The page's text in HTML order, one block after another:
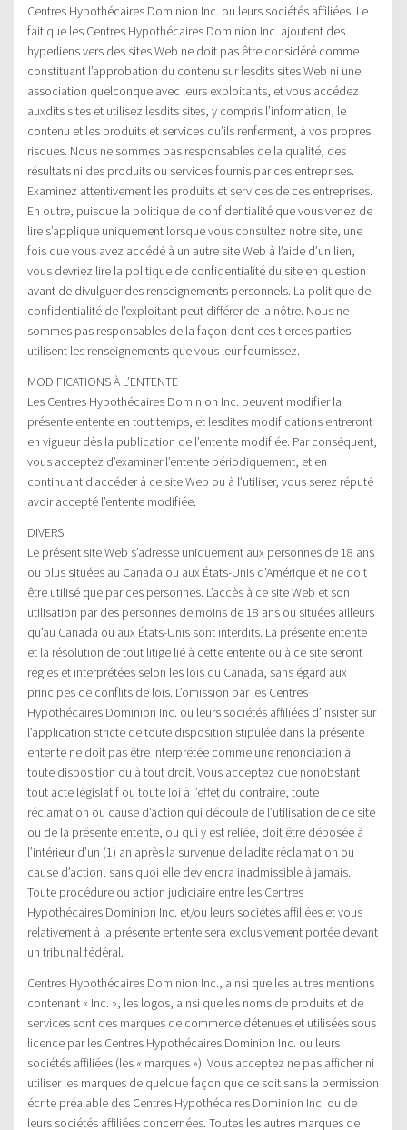
Centres Hypothécaires Dominion Inc. ou leurs sociétés affiliées. Le
fait que les Centres Hypothécaires Dominion Inc. ajoutent des
hyperliens vers des sites Web ne doit pas être considéré comme
constituant l’approbation du contenu sur lesdits sites Web ni une
association quelconque avec leurs exploitants, et vous accédez
auxdits sites et utilisez lesdits sites, y compris l’information, le
contenu et les produits et services qu’ils renferment, à vos propres
risques. Nous ne sommes pas responsables de la qualité, des
résultats ni des produits ou services fournis par ces entreprises.
Examinez attentivement les produits et services de ces entreprises.
En outre, puisque la politique de confidentialité que vous venez de
lire s’applique uniquement lorsque vous consultez notre site, une
fois que vous avez accédé à un autre site Web à l’aide d’un lien,
vous devriez lire la politique de confidentialité du site en question
avant de divulguer des renseignements personnels. La politique de
confidentialité de l’exploitant peut différer de la nôtre. Nous ne
sommes pas responsables de la façon dont ces tierces parties
utilisent les renseignements que vous leur fournissez.
MODIFICATIONS À L’ENTENTE
Les Centres Hypothécaires Dominion Inc. peuvent modifier la
présente entente en tout temps, et lesdites modifications entreront
en vigueur dès la publication de l’entente modifiée. Par conséquent,
vous acceptez d’examiner l’entente périodiquement, et en
continuant d’accéder à ce site Web ou à l’utiliser, vous serez réputé
avoir accepté l’entente modifiée.
DIVERS
Le présent site Web s’adresse uniquement aux personnes de 18 ans
ou plus situées au Canada ou aux États-Unis d’Amérique et ne doit
être utilisé que par ces personnes. L’accès à ce site Web et son
utilisation par des personnes de moins de 18 ans ou situées ailleurs
qu’au Canada ou aux États-Unis sont interdits. La présente entente
et la résolution de tout litige lié à cette entente ou à ce site seront
régies et interprétées selon les lois du Canada, sans égard aux
principes de conflits de lois. L’omission par les Centres
Hypothécaires Dominion Inc. ou leurs sociétés affiliées d’insister sur
l’application stricte de toute disposition stipulée dans la présente
entente ne doit pas être interprétée comme une renonciation à
toute disposition ou à tout droit. Vous acceptez que nonobstant
tout acte législatif ou toute loi à l’effet du contraire, toute
réclamation ou cause d’action qui découle de l’utilisation de ce site
ou de la présente entente, ou qui y est reliée, doit être déposée à
l’intérieur d’un (1) an après la survenue de ladite réclamation ou
cause d’action, sans quoi elle deviendra inadmissible à jamais.
Toute procédure ou action judiciaire entre les Centres
Hypothécaires Dominion Inc. et/ou leurs sociétés affiliées et vous
relativement à la présente entente sera exclusivement portée devant
un tribunal fédéral.
Centres Hypothécaires Dominion Inc., ainsi que les autres mentions
contenant « Inc. », les logos, ainsi que les noms de produits et de
services sont des marques de commerce détenues et utilisées sous
licence par les Centres Hypothécaires Dominion Inc. ou leurs
sociétés affiliées (les « marques »). Vous acceptez ne pas afficher ni
utiliser les marques de quelque façon que ce soit sans la permission
écrite préalable des Centres Hypothécaires Dominion Inc. ou de
leurs sociétés affiliées concernées. Toutes les autres marques de